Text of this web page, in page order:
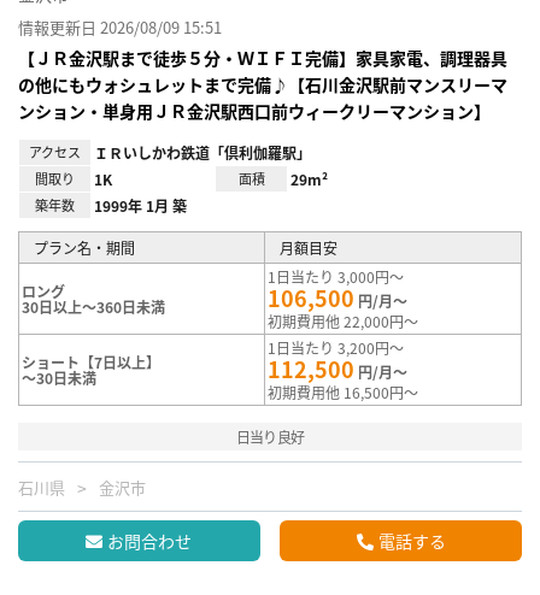
情報更新日 2026/08/09 15:51
【ＪＲ金沢駅まで徒歩５分・ＷＩＦＩ完備】家具家電、調理器具
の他にもウォシュレットまで完備♪【石川金沢駅前マンスリーマ
ンション・単身用ＪＲ金沢駅西口前ウィークリーマンション】
アクセス ＩＲいしかわ鉄道「倶利伽羅駅」
間取り 1K 面積 29m²
築年数 1999年 1月 築
プラン名・期間 月額目安
ロング
30日以上～360日未満
1日当たり 3,000円～
106,500 円/月～
初期費用他 22,000円～
ショート【7日以上】
～30日未満
1日当たり 3,200円～
112,500 円/月～
初期費用他 16,500円～
日当り良好
石川県 金沢市
お問合わせ 電話する